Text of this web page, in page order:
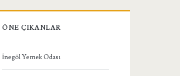
ÖNE ÇIKANLAR
İnegöl Yemek Odası